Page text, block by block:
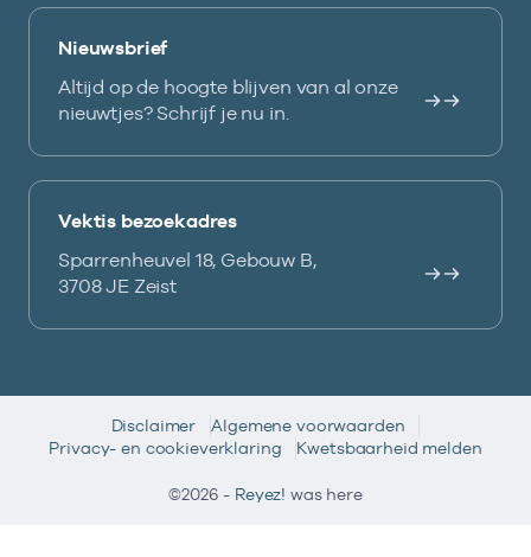
Nieuwsbrief
Altijd op de hoogte blijven van al onze
nieuwtjes? Schrijf je nu in.
Vektis bezoekadres
Sparrenheuvel 18, Gebouw B,
3708 JE Zeist
Disclaimer
Algemene voorwaarden
Privacy- en cookieverklaring
Kwetsbaarheid melden
©2026 - Reyez! was here